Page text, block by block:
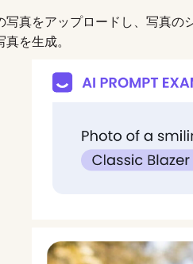
写真をアップロードし、写真
を生成。